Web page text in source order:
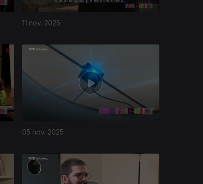
11 nov. 2025
05 nov. 2025